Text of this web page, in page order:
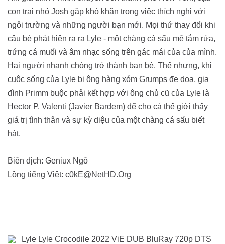
con trai nhỏ Josh gặp khó khăn trong việc thích nghi với
ngôi trường và những người bạn mới. Mọi thứ thay đổi khi
cậu bé phát hiện ra ra Lyle - một chàng cá sấu mê tắm rửa,
trứng cá muối và âm nhạc sống trên gác mái của của mình.
Hai người nhanh chóng trở thành bạn bè. Thế nhưng, khi
cuộc sống của Lyle bị ông hàng xóm Grumps đe dọa, gia
đình Primm buộc phải kết hợp với ông chủ cũ của Lyle là
Hector P. Valenti (Javier Bardem) để cho cả thế giới thấy
giá trị tình thân và sự kỳ diệu của một chàng cá sấu biết
hát.
Biên dịch: Geniux Ngô
Lồng tiếng Việt: c0kE@NetHD.Org